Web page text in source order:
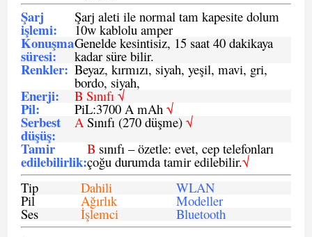
Şarj
işlemi:
Şarj aleti ile normal tam kapesite dolum
10w kablolu amper
Konuşma
süresi:
Genelde kesintisiz, 15 saat 40 dakikaya
kadar süre bilir.
Renkler: Beyaz, kırmızı, siyah, yeşil, mavi, gri,
bordo, siyah,
Enerji: B Sınıfı √
Pil: PiL:3700 A mAh √
Serbest
düşüş:
ASınıfı (270 düşme) √
Tamir
edilebilirlik:
B sınıfı – özetle: evet, cep telefonları
çoğu durumda tamir edilebilir.√
Tip
Dahili WLAN
Pil Ağırlık Modeller
Ses İşlemci Bluetooth